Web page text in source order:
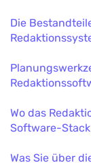
Die
Wo das
Software-
Was Sie über